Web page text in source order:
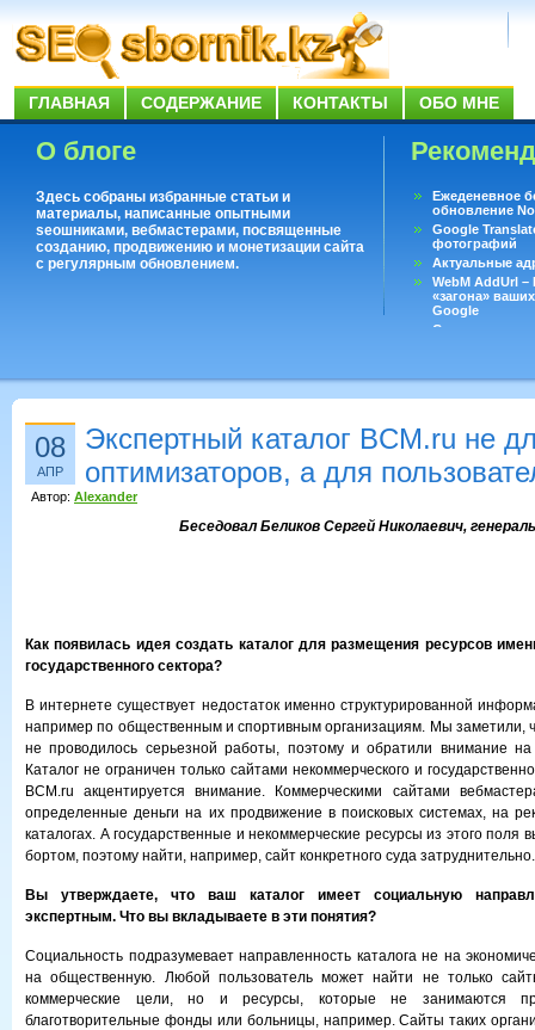
ГЛАВНАЯ СОДЕРЖАНИЕ КОНТАКТЫ ОБО МНЕ
О блоге
Здесь собраны избранные статьи и
материалы, написанные опытными
seoшниками, вебмастерами, посвященные
созданию, продвижению и монетизации сайта
с регулярным обновлением.
Ежеденевное
обновление
Google
фотографий
Актуальные
WebM AddUrl
«загона»
Google
Существует
08
АПР
Экспертный каталог BCM.ru не
оптимизаторов, а для
Автор: Alexander
Беседовал Беликов Сергей Николаевич,
Как появилась идея создать каталог для размещения ресурсов
государственного сектора?
В интернете существует недостаток именно структурированной
например по общественным и спортивным организациям. Мы заметили,
не проводилось серьезной работы, поэтому и обратили внимание
Каталог не ограничен только сайтами некоммерческого и
BCM.ru акцентируется внимание. Коммерческими сайтами
определенные деньги на их продвижение в поисковых системах, на
каталогах. А государственные и некоммерческие ресурсы из этого поля
бортом, поэтому найти, например, сайт конкретного суда затруднительно.
Вы утверждаете, что ваш каталог имеет социальную
экспертным. Что вы вкладываете в эти понятия?
Социальность подразумевает направленность каталога не на
на общественную. Любой пользователь может найти не только
коммерческие цели, но и ресурсы, которые не занимаются
благотворительные фонды или больницы, например. Сайты таких